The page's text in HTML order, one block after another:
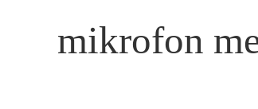
mikrofon